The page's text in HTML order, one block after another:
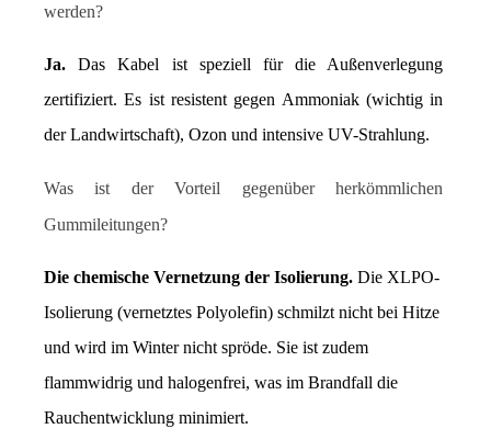
werden?
Ja. Das Kabel ist speziell für die Außenverlegung
zertifiziert. Es ist resistent gegen Ammoniak (wichtig in
der Landwirtschaft), Ozon und intensive UV-Strahlung.
Was ist der Vorteil gegenüber herkömmlichen
Gummileitungen?
Die chemische Vernetzung der Isolierung. Die XLPO-
Isolierung (vernetztes Polyolefin) schmilzt nicht bei Hitze
und wird im Winter nicht spröde. Sie ist zudem
flammwidrig und halogenfrei, was im Brandfall die
Rauchentwicklung minimiert.